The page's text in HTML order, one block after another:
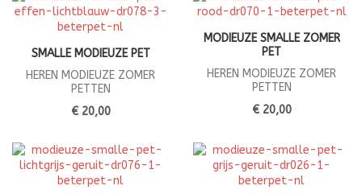
SMALLE MODIEUZE PET
HEREN MODIEUZE ZOMER
PETTEN
€ 20,00
MODIEUZE SMALLE ZOMER
PET
HEREN MODIEUZE ZOMER
PETTEN
€ 20,00